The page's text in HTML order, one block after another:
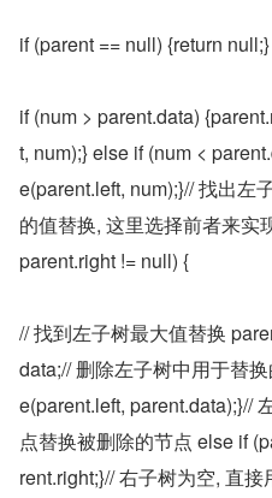
if (parent == null) {return null;}
if (num > parent.data)
t, num);} else if (num <
e(parent.left, num);}// 找出左
的值替换, 这里选择前者来实
parent.right != null) {
// 找到左子树最大值替换
data;// 删除左子树中用于替
e(parent.left, parent.data);}//
点替换被删除的节点 else if
rent.right;}// 右子树为空, 直